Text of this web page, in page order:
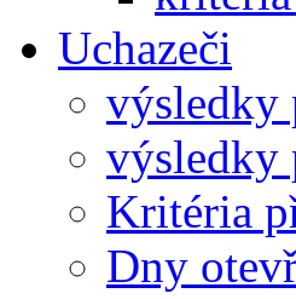
Uchazeči
výsledky
výsledky
Kritéria
Dny